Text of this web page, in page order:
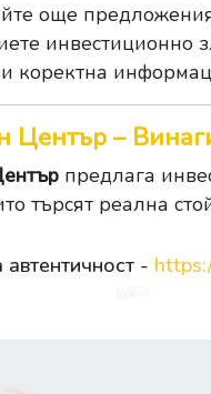
още
инвестиционно
коректна
Център –
предлага
търсят реална
-